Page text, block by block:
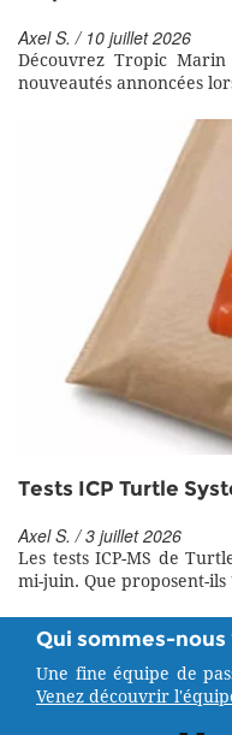
Axel S. / 10 juillet 2026
Découvrez Tropic
nouveautés annoncées
Tests ICP Turtle
Axel S. / 3 juillet 2026
Les tests ICP-MS de
mi-juin. Que proposent-ils
Qui sommes-nous
Une fine équipe de
Venez découvrir